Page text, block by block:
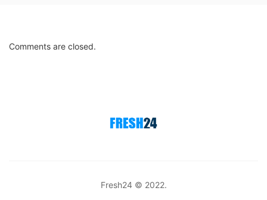
Comments are closed.
Fresh24 © 2022.